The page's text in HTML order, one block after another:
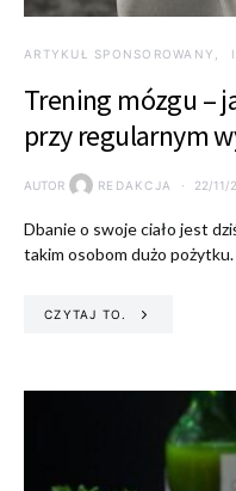
ARTYKUŁ SPONSOROWANY
Trening mózgu –
przy regularnym
AUTOR REDAKCJA 22/11/
Dbanie o swoje ciało jest
takim osobom dużo
CZYTAJ TO.